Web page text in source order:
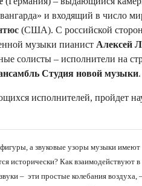
и входящий в число
(США). С российской
музыки пианист Алексей
солисты – исполнители на
Студия новой музыки.
исполнителей, пройдет
а звуковые узоры музыки имеют
исторически? Как взаимодействуют
– эти простые колебания воздуха,